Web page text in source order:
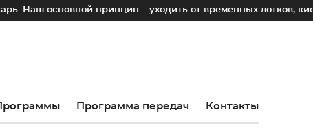
принцип – уходить от временных лотков, киосков и
Программа передач Контакты